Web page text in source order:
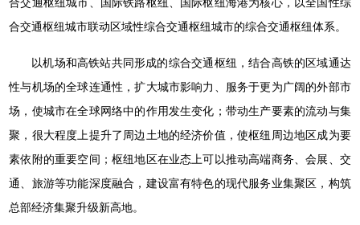
合交通枢纽城市、国际铁路枢纽、国际枢纽海港为核心，以全国性综
合交通枢纽城市联动区域性综合交通枢纽城市的综合交通枢纽体系。
以机场和高铁站共同形成的综合交通枢纽，结合高铁的区域通达
性与机场的全球连通性，扩大城市影响力、服务于更为广阔的外部市
场，使城市在全球网络中的作用发生变化；带动生产要素的流动与集
聚，很大程度上提升了周边土地的经济价值，使枢纽周边地区成为要
素依附的重要空间；枢纽地区在业态上可以推动高端商务、会展、交
通、旅游等功能深度融合，建设富有特色的现代服务业集聚区，构筑
总部经济集聚升级新高地。